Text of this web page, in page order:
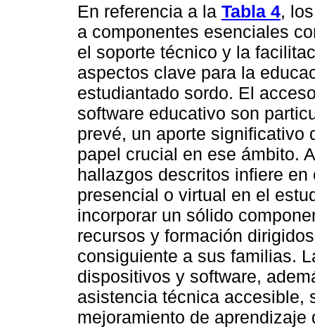
En referencia a la Tabla 4,
a componentes esenciales
el soporte técnico y la
aspectos clave para la
estudiantado sordo. El
software educativo son
prevé, un aporte significativo
papel crucial en ese ámbito.
hallazgos descritos infiere
presencial o virtual en el
incorporar un sólido
recursos y formación
consiguiente a sus familias.
dispositivos y software,
asistencia técnica accesible,
mejoramiento de